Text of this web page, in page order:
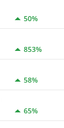
50%
853%
58%
65%